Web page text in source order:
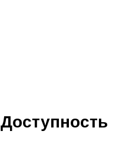
Доступность